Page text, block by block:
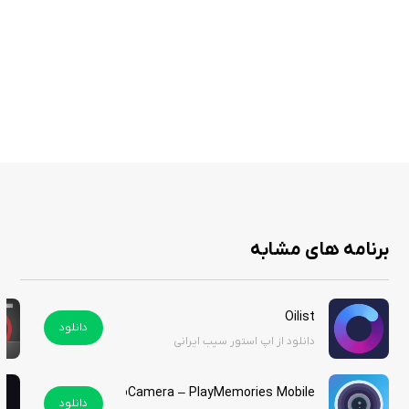
برنامه های مشابه
Oilist
دانلود از اپ استور سیب ایرانی
دانلود
GoCamera – PlayMemories Mobile
دانلود